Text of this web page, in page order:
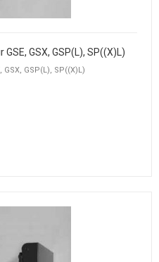
GSX, GSP(L), SP((X)L)
GSP(L), SP((X)L)